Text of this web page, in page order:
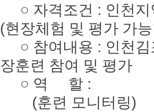
○ 자격조건 : 인천지
(현장체험 및 평가 가
○ 참여내용 : 인천김
장훈련 참여 및 평가
○ 역 할 :
(훈련 모니터링)